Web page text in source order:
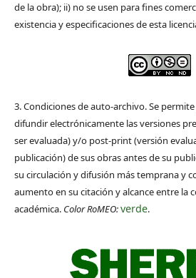
de la obra); ii) no se usen para fines
existencia y especificaciones de esta
3. Condiciones de auto-archivo. Se
difundir electrónicamente las versiones
ser evaluada) y/o post-print (versión
publicación) de sus obras antes de su
su circulación y difusión más temprana y
aumento en su citación y alcance entre la
académica. Color RoMEO:verde.